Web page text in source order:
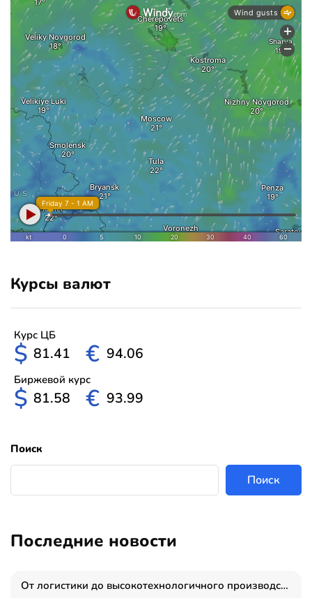
Курсы валют
Курс ЦБ
$ 81.41 € 94.06
Биржевой курс
$ 81.58 € 93.99
Поиск
Поиск
Последние новости
От логистики до высокотехнологичного производства: как основатель “гагаринга” выстраивает экосистему безопасности и гражданских БПЛА